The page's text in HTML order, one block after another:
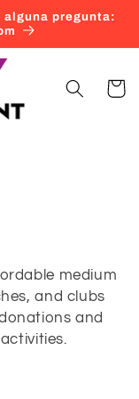
pregunta:
Carrito
medium
and clubs
and